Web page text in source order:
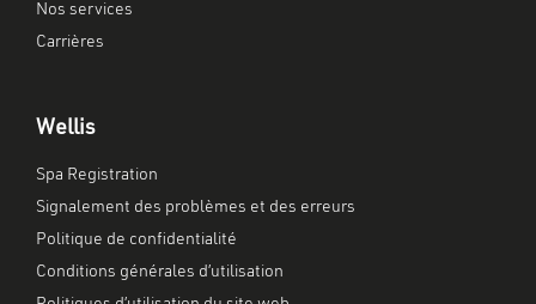
Nos services
Carrières
Wellis
Spa Registration
Signalement des problèmes et des erreurs
Politique de confidentialité
Conditions générales d’utilisation